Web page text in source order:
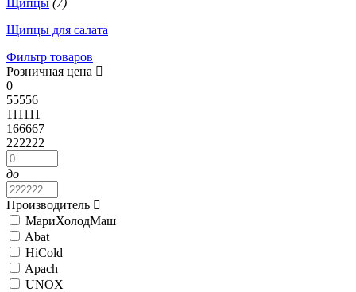
Щипцы (7)
Щипцы для салата
Фильтр товаров
Розничная цена
0
55556
111111
166667
222222
до
Производитель
МариХолодМаш
Abat
HiCold
Apach
UNOX